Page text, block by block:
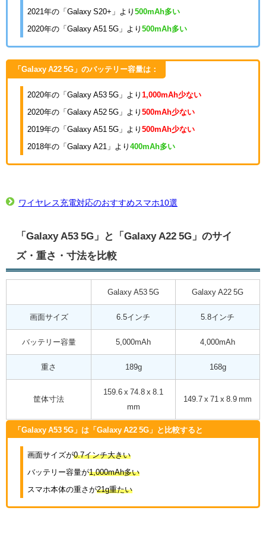
2021年の「Galaxy S20+」より 500mAh多い
2020年の「Galaxy A51 5G」より 500mAh多い
「Galaxy A22 5G」のバッテリー容量は：
2020年の「Galaxy A53 5G」より 1,000mAh少ない
2020年の「Galaxy A52 5G」より 500mAh少ない
2019年の「Galaxy A51 5G」より 500mAh少ない
2018年の「Galaxy A21」より 400mAh多い
ワイヤレス充電対応のおすすめスマホ10選
「Galaxy A53 5G」と「Galaxy A22 5G」のサイ
ズ・重さ・寸法を比較
Galaxy A53 5G Galaxy A22 5G
画面サイズ 6.5インチ 5.8インチ
バッテリー容量 5,000mAh 4,000mAh
重さ 189g 168g
筐体寸法
159.6 x 74.8 x 8.1
mm
149.7 x 71 x 8.9 mm
「Galaxy A53 5G」は「Galaxy A22 5G」と比較すると
画面サイズが0.7インチ大きい
バッテリー容量が1,000mAh多い
スマホ本体の重さが21g重たい